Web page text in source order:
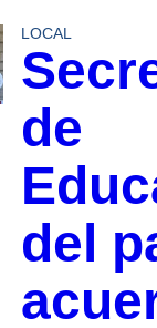
LOCAL
de
del